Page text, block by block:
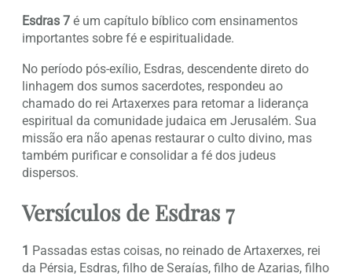
Esdras 7 é um capítulo bíblico com ensinamentos
importantes sobre fé e espiritualidade.
No período pós-exílio, Esdras, descendente direto do
linhagem dos sumos sacerdotes, respondeu ao
chamado do rei Artaxerxes para retomar a liderança
espiritual da comunidade judaica em Jerusalém. Sua
missão era não apenas restaurar o culto divino, mas
também purificar e consolidar a fé dos judeus
dispersos.
Versículos de Esdras 7
1 Passadas estas coisas, no reinado de Artaxerxes, rei
da Pérsia, Esdras, filho de Seraías, filho de Azarias, filho